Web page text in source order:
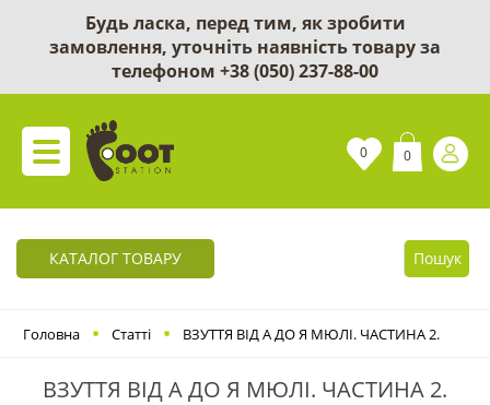
Будь ласка, перед тим, як зробити
замовлення, уточніть наявність товару за
телефоном +38 (050) 237-88-00
0 0
КАТАЛОГ ТОВАРУ Пошук
Головна Статті ВЗУТТЯ ВІД А ДО Я МЮЛІ. ЧАСТИНА 2.
ВЗУТТЯ ВІД А ДО Я МЮЛІ. ЧАСТИНА 2.